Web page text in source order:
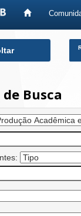
Busca